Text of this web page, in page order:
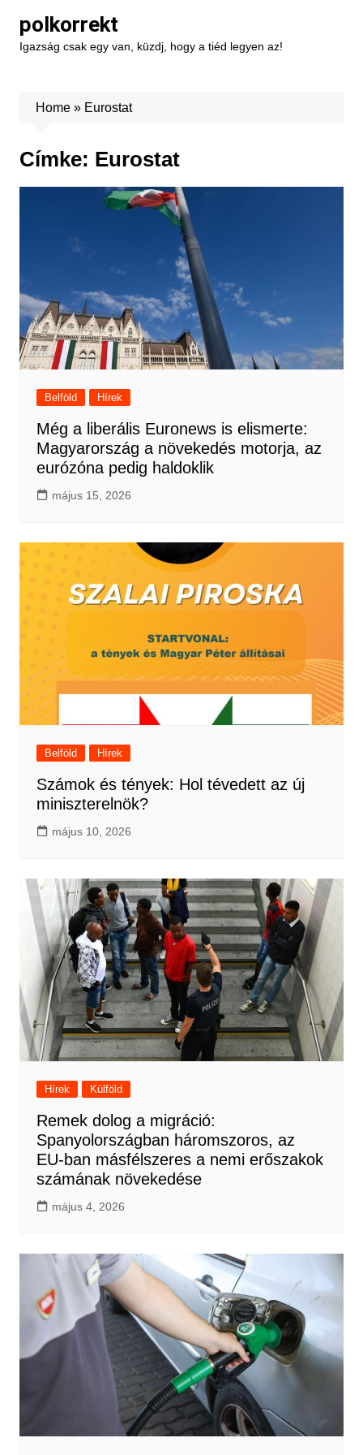
content
polkorrekt
Igazság csak egy van, küzdj, hogy a tiéd legyen az!
Home» Eurostat
Címke: Eurostat
Belföld Hírek
Még a liberális Euronews is elismerte:
Magyarország a növekedés motorja, az
eurózóna pedig haldoklik
május 15, 2026
Belföld Hírek
Számok és tények: Hol tévedett az új
miniszterelnök?
május 10, 2026
Hírek Külföld
Remek dolog a migráció:
Spanyolországban háromszoros, az
EU-ban másfélszeres a nemi erőszakok
számának növekedése
május 4, 2026